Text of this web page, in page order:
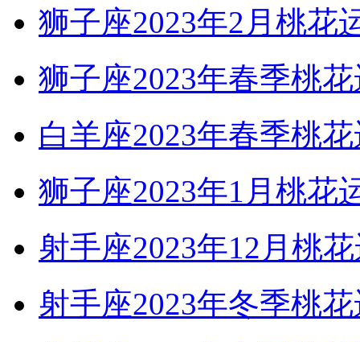
狮子座2023年2月桃
狮子座2023年春季桃
白羊座2023年春季桃
狮子座2023年1月桃花
射手座2023年12月桃
射手座2023年冬季桃